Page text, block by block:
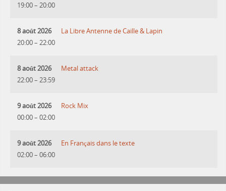
19:00– 20:00
8 août 2026
20:00– 22:00
La Libre Antenne de Caille & Lapin
8 août 2026
22:00– 23:59
Metal attack
9 août 2026
00:00– 02:00
Rock Mix
9 août 2026
02:00– 06:00
En Français dans le texte